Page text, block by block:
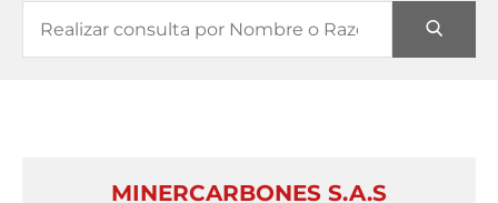
MINERCARBONES S.A.S